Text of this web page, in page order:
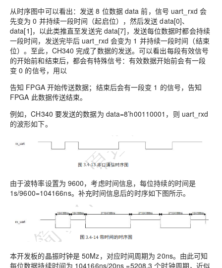
从时序图中可以看出：发送 8 位数据 data 前，信号 uart_rxd 会
先变为 0 并持续一段时间（起启位），然后发送 data[0]、
data[1]，以此类推直至发送完 data[7]，发送每位数据时都会持续
一段时间，发送完毕后 uart_rxd 会变为 1 并持续一段时间（结束
位）。至此，CH340 完成了数据的发送。可以看出每段有效信号
的开始前和结束后，都会有特殊信号：有效数据开始前会有一段
变 0 的信号，用以
告知 FPGA 开始传送数据；结束后会有一段变 1 的信号，告知
FPGA 此数据传送结束。
例如，CH340 要发送的数据为 data=8’h00110001，则 uart_rxd
的波形如下。
由于波特率设置为 9600，考虑时间信息，每位持续的时间是
1s/9600=104166ns。补充时间信息后的时序如下图所示。
本开发板的晶振时钟是 50Mz，对应时间周期为 20ns。由此可知
每位数据持续时间为 104166ns/20ns =5208.3 个时钟周期，近似